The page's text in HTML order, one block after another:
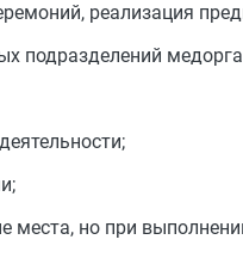
реализация
подразделений
места, но при